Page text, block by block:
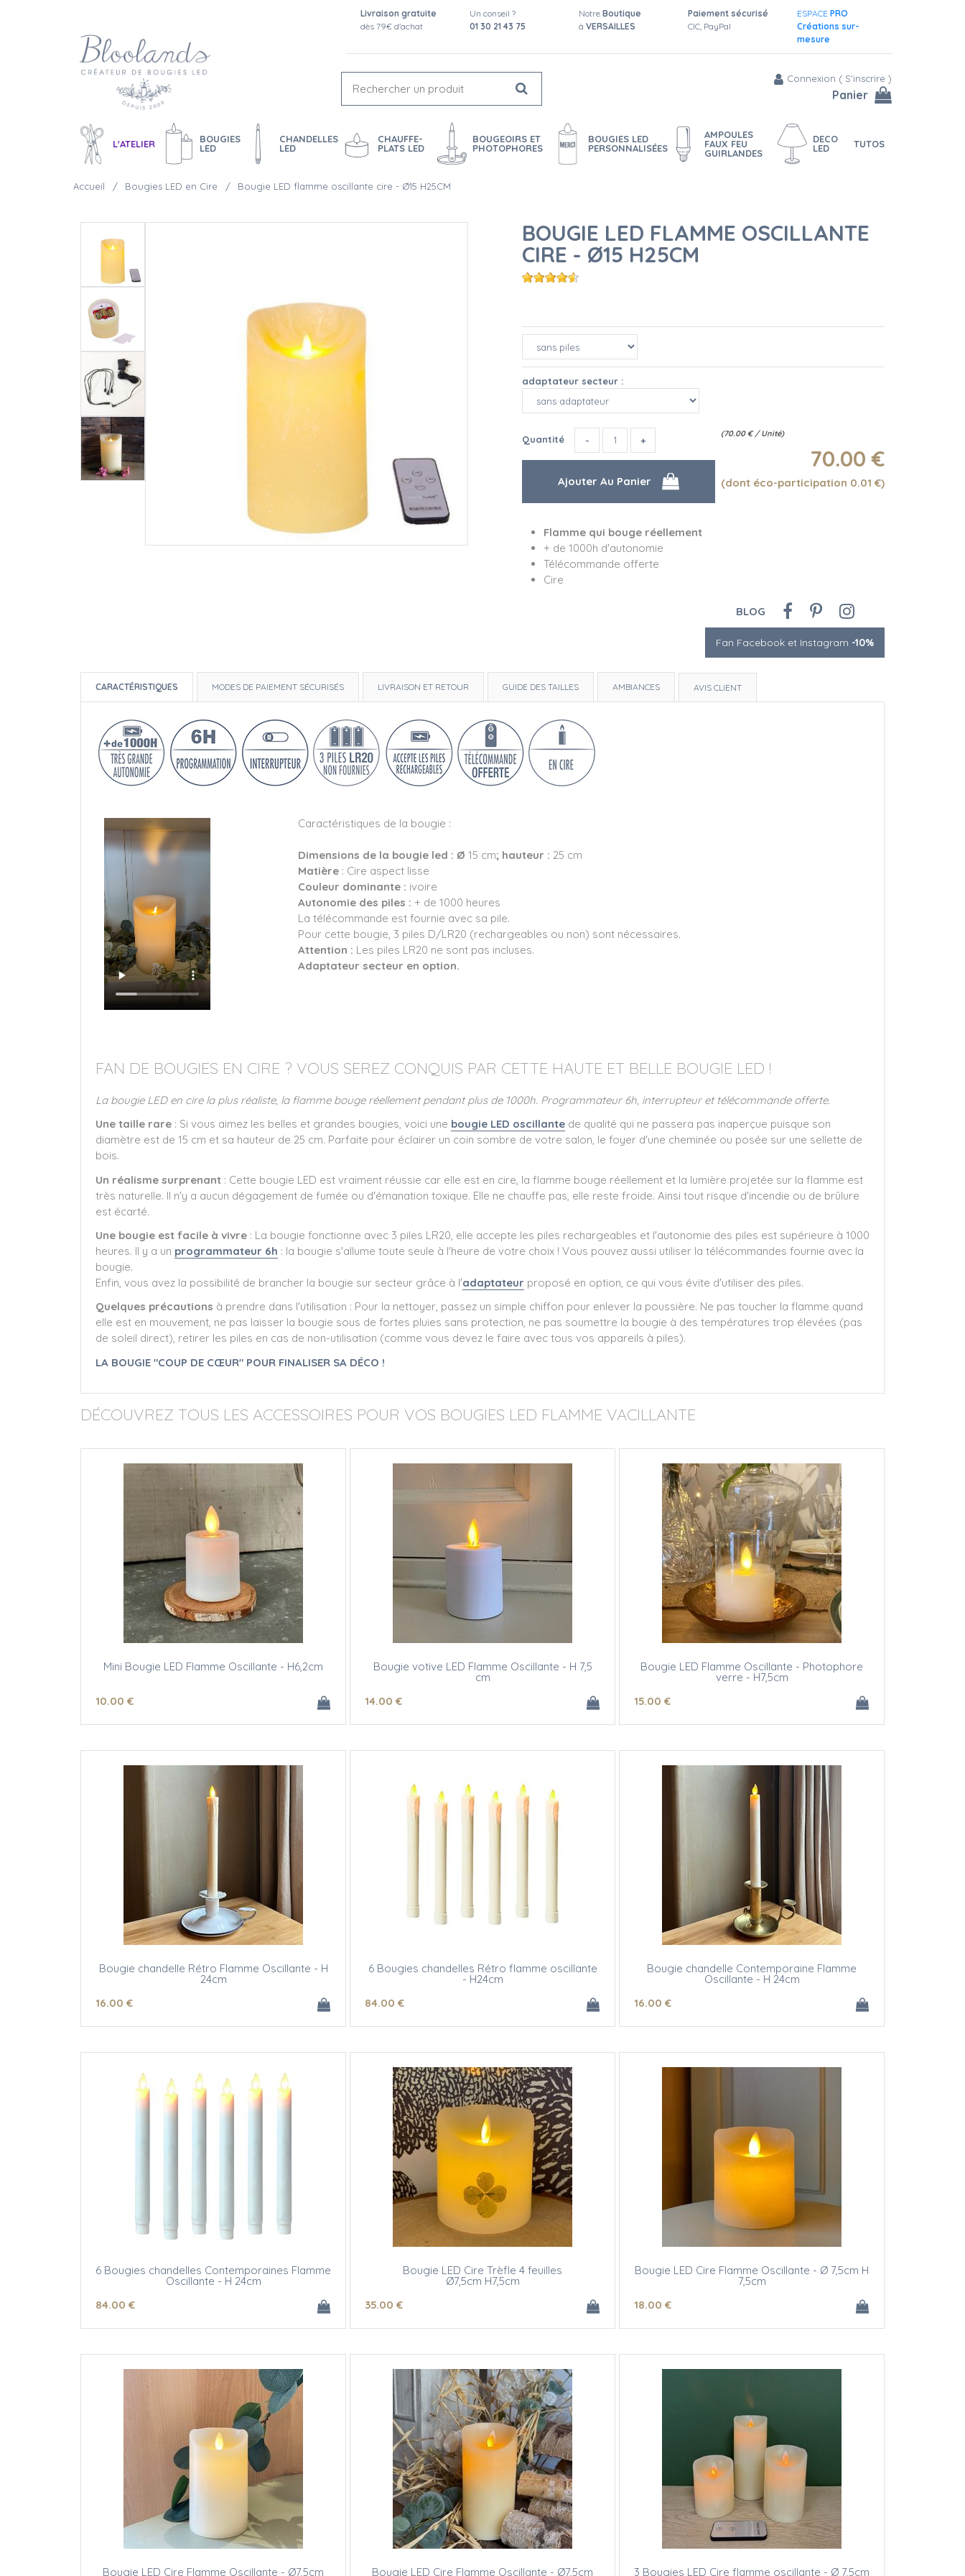
Livraison gratuite
dès 79€ d'achat
Un conseil ?
01 30 21 43 75
Notre Boutique
à VERSAILLES
Paiement sécurisé
CIC, PayPal
ESPACE PRO
Créations sur-
mesure
Connexion ( S'inscrire )
Panier
L'ATELIER
BOUGIES
LED
CHANDELLES
LED
CHAUFFE-
PLATS LED
BOUGEOIRS ET
PHOTOPHORES
BOUGIES LED
PERSONNALISÉES
AMPOULES
FAUX FEU
GUIRLANDES
DECO
LED
TUTOS
Accueil Bougies LED en Cire Bougie LED flamme oscillante cire - Ø15 H25CM
BOUGIE LED FLAMME OSCILLANTE
CIRE - Ø15 H25CM
adaptateur secteur :
(70.00 € / Unité)
70.00 €
(dont éco-participation 0.01 €)
Quantité
Flamme qui bouge réellement
+ de 1000h d'autonomie
Télécommande offerte
Cire
BLOG
Fan Facebook et Instagram -10%
CARACTÉRISTIQUES MODES DE PAIEMENT SÉCURISÉS LIVRAISON ET RETOUR GUIDE DES TAILLES AMBIANCES AVIS CLIENT
Caractéristiques de la bougie :
Dimensions de la bougie led : Ø 15 cm; hauteur : 25 cm
Matière : Cire aspect lisse
Couleur dominante : ivoire
Autonomie des piles : + de 1000 heures
La télécommande est fournie avec sa pile.
Pour cette bougie, 3 piles D/LR20 (rechargeables ou non) sont nécessaires.
Attention : Les piles LR20 ne sont pas incluses.
Adaptateur secteur en option.
FAN DE BOUGIES EN CIRE ? VOUS SEREZ CONQUIS PAR CETTE HAUTE ET BELLE BOUGIE LED !
La bougie LED en cire la plus réaliste, la flamme bouge réellement pendant plus de 1000h. Programmateur 6h, interrupteur et télécommande offerte.
Une taille rare : Si vous aimez les belles et grandes bougies, voici une bougie LED oscillante de qualité qui ne passera pas inaperçue puisque son
diamètre est de 15 cm et sa hauteur de 25 cm. Parfaite pour éclairer un coin sombre de votre salon, le foyer d'une cheminée ou posée sur une sellette de
bois.
Un réalisme surprenant : Cette bougie LED est vraiment réussie car elle est en cire, la flamme bouge réellement et la lumière projetée sur la flamme est
très naturelle. Il n'y a aucun dégagement de fumée ou d'émanation toxique. Elle ne chauffe pas, elle reste froide. Ainsi tout risque d'incendie ou de brûlure
est écarté.
Une bougie est facile à vivre : La bougie fonctionne avec 3 piles LR20, elle accepte les piles rechargeables et l'autonomie des piles est supérieure à 1000
heures. Il y a un programmateur 6h : la bougie s'allume toute seule à l'heure de votre choix ! Vous pouvez aussi utiliser la télécommandes fournie avec la
bougie.
Enfin, vous avez la possibilité de brancher la bougie sur secteur grâce à l'adaptateur proposé en option, ce qui vous évite d'utiliser des piles.
Quelques précautions à prendre dans l'utilisation : Pour la nettoyer, passez un simple chiffon pour enlever la poussière. Ne pas toucher la flamme quand
elle est en mouvement, ne pas laisser la bougie sous de fortes pluies sans protection, ne pas soumettre la bougie à des températures trop élevées (pas
de soleil direct), retirer les piles en cas de non-utilisation (comme vous devez le faire avec tous vos appareils à piles).
LA BOUGIE "COUP DE CŒUR" POUR FINALISER SA DÉCO !
DÉCOUVREZ TOUS LES ACCESSOIRES POUR VOS BOUGIES LED FLAMME VACILLANTE
Mini Bougie LED Flamme Oscillante - H6,2cm
10.00 €
Bougie votive LED Flamme Oscillante - H 7,5
cm
14.00 €
Bougie LED Flamme Oscillante - Photophore
verre - H7,5cm
15.00 €
Bougie chandelle Rétro Flamme Oscillante - H
24cm
16.00 €
6 Bougies chandelles Rétro flamme oscillante
- H24cm
84.00 €
Bougie chandelle Contemporaine Flamme
Oscillante - H 24cm
16.00 €
6 Bougies chandelles Contemporaines Flamme
Oscillante - H 24cm
84.00 €
Bougie LED Cire Trèfle 4 feuilles
Ø7,5cm H7,5cm
35.00 €
Bougie LED Cire Flamme Oscillante - Ø 7,5cm H
7,5cm
18.00 €
Bougie LED Cire Flamme Oscillante - Ø7,5cm Bougie LED Cire Flamme Oscillante - Ø7,5cm 3 Bougies LED Cire flamme oscillante - Ø 7,5cm